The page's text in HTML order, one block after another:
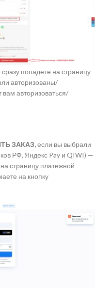
попадете на страницу
авторизованы/
авторизоваться/
ЗАКАЗ,если вы выбрали
РФ, Яндекс Pay и QIWI) —
страницу платежной
на кнопку